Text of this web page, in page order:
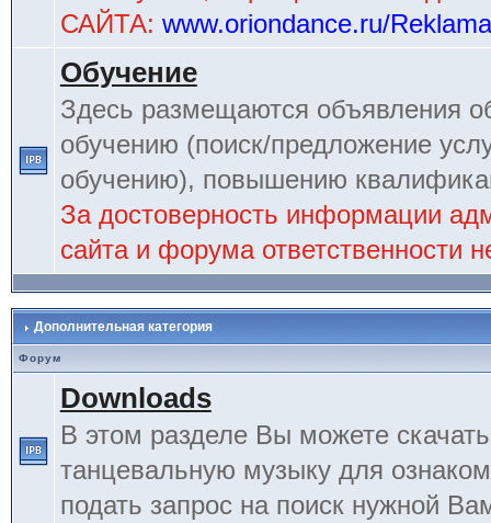
САЙТА: www.oriondance.ru/Reklama
Обучение
Здесь размещаются объявления
обучению (поиск/предложение
обучению), повышению
За достоверность информации
сайта и форума ответственности
Дополнительная категория
Форум
Downloads
В этом разделе Вы можете
танцевальную музыку для
подать запрос на поиск нужной